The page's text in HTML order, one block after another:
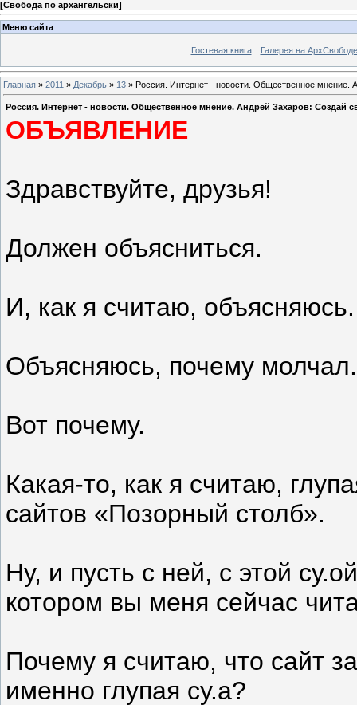
[Свобода по архангельски]
Меню сайта
Гостевая книга Галерея на АрхСвободе
Главная » 2011 » Декабрь » 13 » Россия. Интернет - новости. Общественное мнение.
Россия. Интернет - новости. Общественное мнение. Андрей Захаров: Создай
ОБЪЯВЛЕНИЕ
Здравствуйте, друзья!
Должен объясниться.
И, как я считаю, объясняюсь.
Объясняюсь, почему молчал.
Вот почему.
Какая-то, как я считаю,
сайтов «Позорный столб».
Ну, и пусть с ней, с этой
котором вы меня сейчас
Почему я считаю, что сайт
именно глупая су.а?